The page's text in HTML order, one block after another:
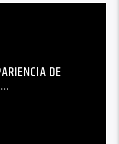
DE